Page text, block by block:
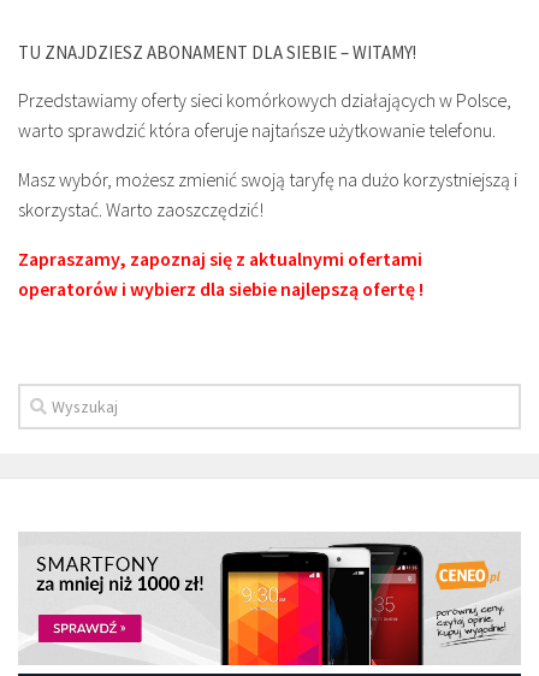
TU ZNAJDZIESZ ABONAMENT DLA SIEBIE – WITAMY!
Przedstawiamy oferty sieci komórkowych działających w Polsce,
warto sprawdzić która oferuje najtańsze użytkowanie telefonu.
Masz wybór, możesz zmienić swoją taryfę na dużo korzystniejszą i
skorzystać. Warto zaoszczędzić!
Zapraszamy, zapoznaj się z aktualnymi ofertami
operatorów i wybierz dla siebie najlepszą ofertę !